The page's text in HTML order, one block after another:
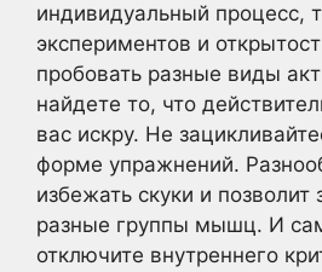
индивидуальный процесс,
экспериментов и
пробовать разные виды
найдете то, что
вас искру. Не
форме упражнений.
избежать скуки и позволит
разные группы мышц. И
отключите внутреннего